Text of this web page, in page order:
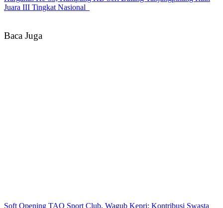
Juara III Tingkat Nasional
Baca Juga
Soft Opening TAO Sport Club, Wagub Kepri: Kontribusi Swasta